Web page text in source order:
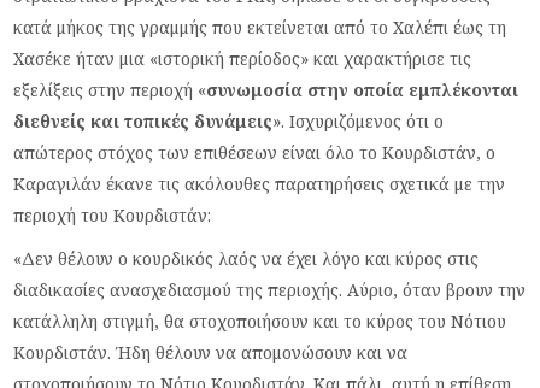
κατά μήκος της γραμμής που εκτείνεται από το Χαλέπι έως τη
Χασέκε ήταν μια «ιστορική περίοδος» και χαρακτήρισε τις
εξελίξεις στην περιοχή «συνωμοσία στην οποία εμπλέκονται
διεθνείς και τοπικές δυνάμεις». Ισχυριζόμενος ότι ο
απώτερος στόχος των επιθέσεων είναι όλο το Κουρδιστάν, ο
Καραγιλάν έκανε τις ακόλουθες παρατηρήσεις σχετικά με την
περιοχή του Κουρδιστάν:
«Δεν θέλουν ο κουρδικός λαός να έχει λόγο και κύρος στις
διαδικασίες ανασχεδιασμού της περιοχής. Αύριο, όταν βρουν την
κατάλληλη στιγμή, θα στοχοποιήσουν και το κύρος του Νότιου
Κουρδιστάν. Ήδη θέλουν να απομονώσουν και να